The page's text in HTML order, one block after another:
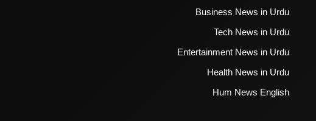
Business News in Urdu
Tech News in Urdu
Entertainment News in Urdu
Health News in Urdu
Hum News English